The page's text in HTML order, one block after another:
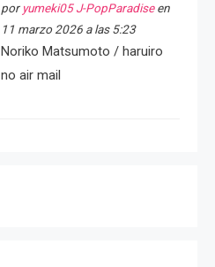
por yumeki05 J-PopParadiseen
11 marzo 2026 a las 5:23
Noriko Matsumoto / haruiro
no air mail